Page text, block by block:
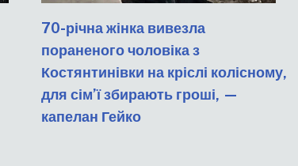
70-річна жінка вивезла
пораненого чоловіка з
Костянтинівки на кріслі колісному,
для сім’ї збирають гроші, —
капелан Гейко